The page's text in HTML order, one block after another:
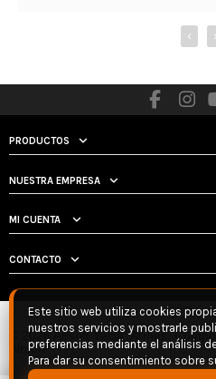
‹ ›
PRODUCTOS
NUESTRA EMPRESA
MI CUENTA
CONTACTO
© 2026 Airsoft Yecla: Armas,
Airsoft
Este sitio web utiliza cookies
nuestros servicios y mostrarle
preferencias mediante el análisis
Para dar su consentimiento sobre